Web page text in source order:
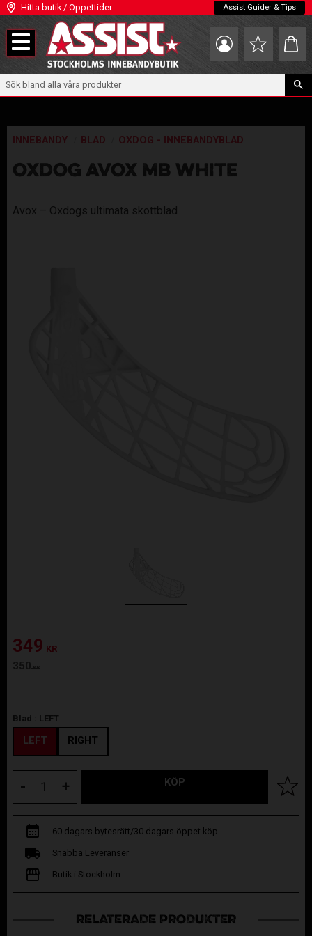
Meny
Hitta butik / Öppettider Assist Guider & Tips
Favoriter
INNEBANDY BLAD OXDOG - INNEBANDYBLAD
OXDOG AVOX MB WHITE
Avox – Oxdogs ultimata skottblad
Nedsatt pris:
349 KR
Ordinarie pris:
350KR
Blad : LEFT
LEFT RIGHT
+
- KÖP Lägg
60 dagars bytesrätt/30 dagars öppet köp
Snabba Leveranser
Butik i Stockholm
RELATERADE PRODUKTER